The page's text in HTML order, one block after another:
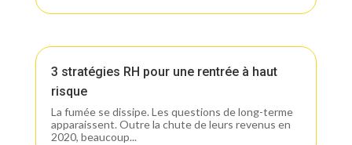
3 stratégies RH pour une rentrée à haut
risque
La fumée se dissipe. Les questions de long-terme
apparaissent. Outre la chute de leurs revenus en
2020, beaucoup...